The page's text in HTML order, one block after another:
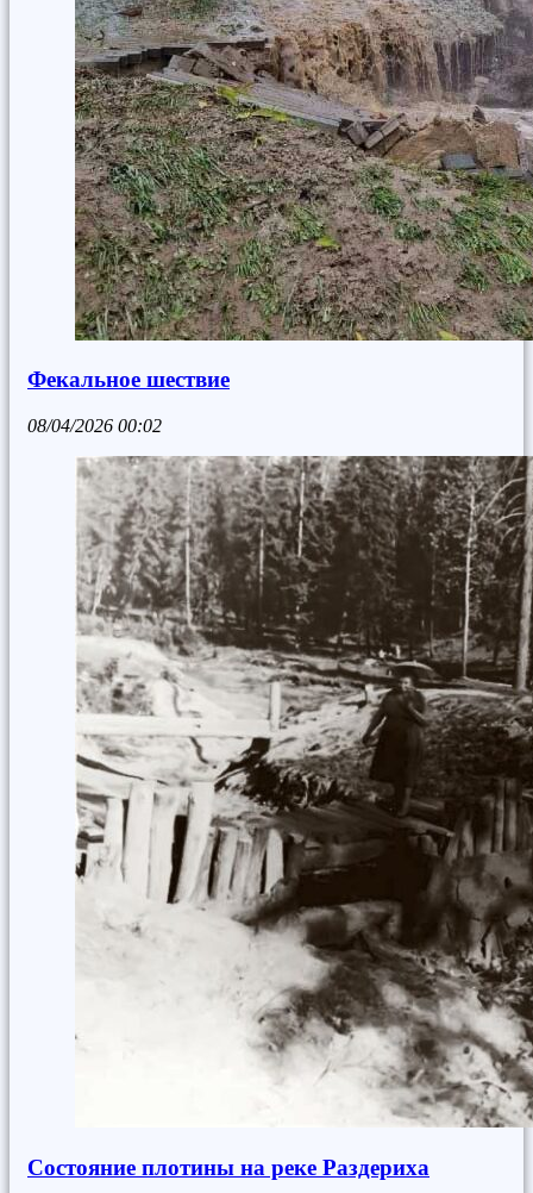
Фекальное шествие
08/04/2026 00:02
Состояние плотины на реке Раздериха